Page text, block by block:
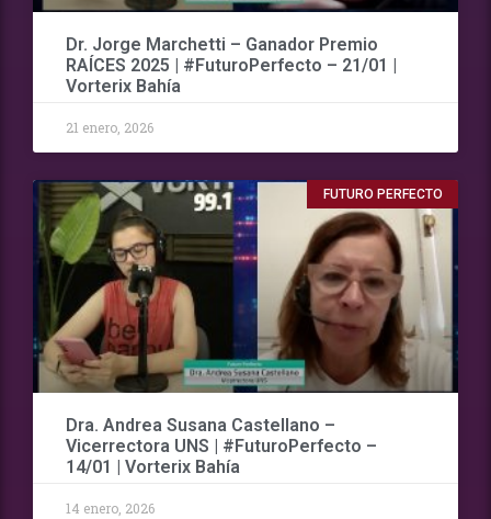
Dr. Jorge Marchetti – Ganador Premio
RAÍCES 2025 | #FuturoPerfecto – 21/01 |
Vorterix Bahía
21 enero, 2026
FUTURO PERFECTO
Dra. Andrea Susana Castellano –
Vicerrectora UNS | #FuturoPerfecto –
14/01 | Vorterix Bahía
14 enero, 2026